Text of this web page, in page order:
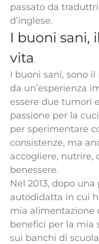
passato da
d’inglese.
I buoni sani,
vita
I buoni sani, sono
da un’esperienza
essere due tumori
passione per la
per sperimentare
consistenze, ma
accogliere, nutrire,
benessere.
Nel 2013, dopo
autodidatta in cui
mia alimentazione
benefici per la mia
sui banchi di